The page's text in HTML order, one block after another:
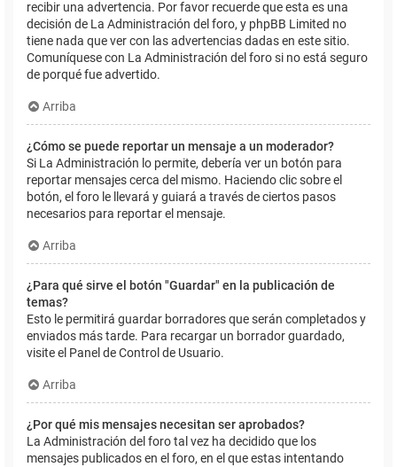
recibir una advertencia. Por favor recuerde que esta es una
decisión de La Administración del foro, y phpBB Limited no
tiene nada que ver con las advertencias dadas en este sitio.
Comuníquese con La Administración del foro si no está seguro
de porqué fue advertido.
Arriba
¿Cómo se puede reportar un mensaje a un moderador?
Si La Administración lo permite, debería ver un botón para
reportar mensajes cerca del mismo. Haciendo clic sobre el
botón, el foro le llevará y guiará a través de ciertos pasos
necesarios para reportar el mensaje.
Arriba
¿Para qué sirve el botón "Guardar" en la publicación de
temas?
Esto le permitirá guardar borradores que serán completados y
enviados más tarde. Para recargar un borrador guardado,
visite el Panel de Control de Usuario.
Arriba
¿Por qué mis mensajes necesitan ser aprobados?
La Administración del foro tal vez ha decidido que los
mensajes publicados en el foro, en el que estas intentando